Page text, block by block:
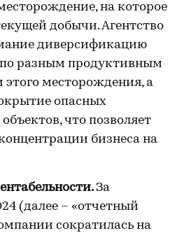
на которое
добычи. Агентство
диверсификацию
разным продуктивным
этого месторождения, а
опасных
что позволяет
бизнеса на
За
(далее – «отчетный
сократилась на